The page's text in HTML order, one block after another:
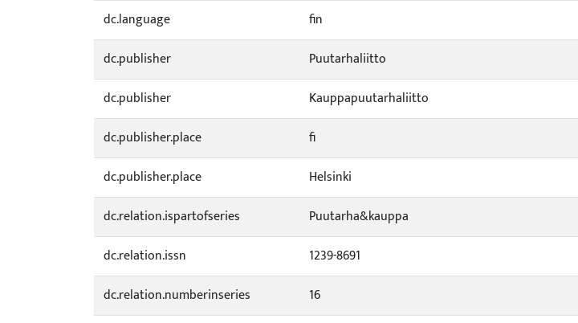
dc.language
fin
dc.publisher
Puutarhaliitto
dc.publisher
Kauppapuutarhaliitto
dc.publisher.place
fi
dc.publisher.place
Helsinki
dc.relation.ispartofseries
Puutarha&kauppa
dc.relation.issn
1239-8691
dc.relation.numberinseries
16